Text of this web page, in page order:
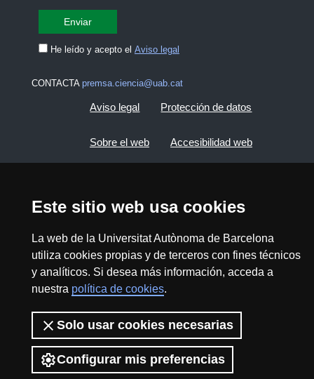
Este sitio web usa cookies
La web de la Universitat Autònoma de Barcelona
utiliza cookies propias y de terceros con fines técnicos
y analíticos. Si desea más información, acceda a
nuestra política de cookies.
Solo usar cookies necesarias
Configurar mis preferencias
He leído y acepto el Aviso legal
CONTACTA premsa.ciencia@uab.cat
Aviso legal Protección de datos
Sobre el web Accesibilidad web
No Comercial (CC BY NC) - ISSN: 2014-6388
View low-bandwidth version